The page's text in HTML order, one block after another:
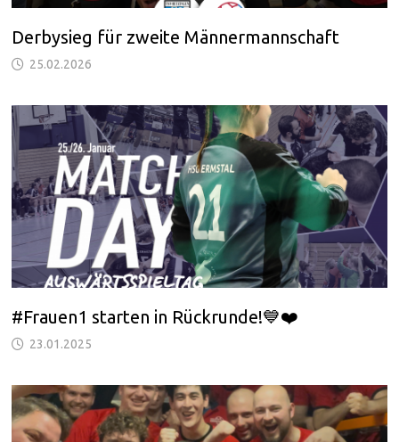
Derbysieg für zweite Männermannschaft
25.02.2026
#Frauen1 starten in Rückrunde!💙❤️
23.01.2025